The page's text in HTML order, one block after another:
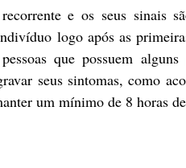
e os seus sinais
logo após as
que possuem alguns
seus sintomas, como
um mínimo de 8 horas